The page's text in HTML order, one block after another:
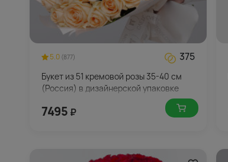
5.0 (877) 375
Букет из 51 кремовой розы 35-40 см
(Россия) в дизайнерской упаковке
7495 ₽